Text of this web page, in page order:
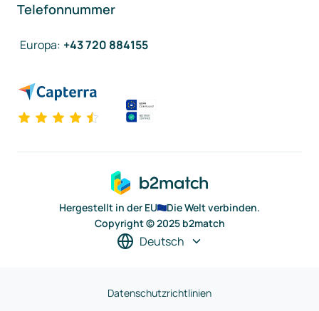
Telefonnummer
Europa: +43 720 884155
Hergestellt in der EU
Die Welt verbinden.
Copyright © 2025 b2match
Deutsch
Datenschutzrichtlinien